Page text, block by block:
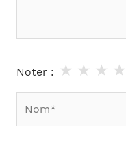
Noter : ★
★
★
★